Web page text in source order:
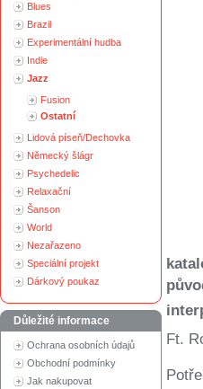
Blues
Brazil
Experimentální hudba
Indie
Jazz
Fusion
Ostatní
Lidová píseň/Dechovka
Německý šlágr
Psychedelic
Relaxační
Šanson
World
Nezařazeno
Speciální projekt
Dárkový poukaz
Důležité informace
Ochrana osobních údajů
Obchodní podmínky
Jak nakupovat
Ft.